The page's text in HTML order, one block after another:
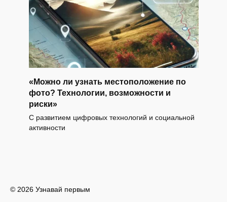
«Можно ли узнать местоположение по
фото? Технологии, возможности и
риски»
С развитием цифровых технологий и социальной
активности
© 2026 Узнавай первым